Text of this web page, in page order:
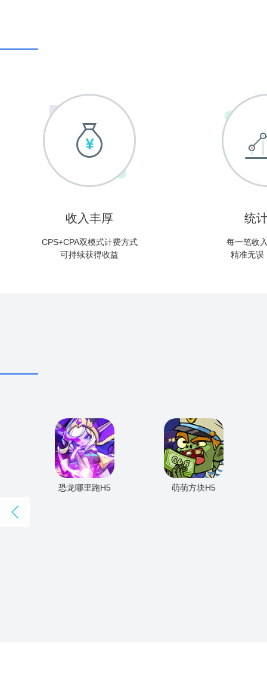
收入丰厚
CPS+CPA双模式计费方式
可持续获得收益
统
每一笔收
精准无误
恐龙哪里跑H5 萌萌方块H5